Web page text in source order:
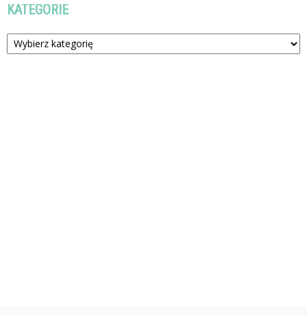
KATEGORIE
Kategorie